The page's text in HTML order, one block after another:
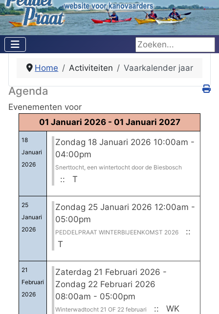
Zoeken...
Home Activiteiten Vaarkalender jaar
Agenda
Evenementen voor
01 Januari 2026 - 01 Januari 2027
18
Januari
2026
Zondag 18 Januari 2026 10:00am -
04:00pm
Snerttocht, een wintertocht door de Biesbosch
:: T
25
Januari
2026
Zondag 25 Januari 2026 12:00am -
05:00pm
PEDDELPRAAT WINTERBIJEENKOMST 2026
::
T
21
Februari
2026
Zaterdag 21 Februari 2026 -
Zondag 22 Februari 2026
08:00am - 05:00pm
Winterwadtocht 21 OF 22 februari :: WK